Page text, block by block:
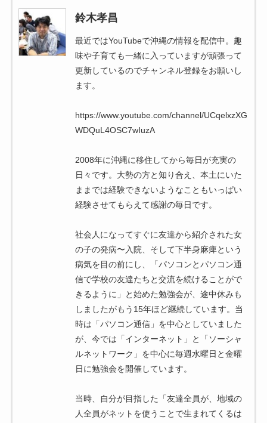
鈴木孝昌
最近ではYouTubeで沖縄の情報を配信中。趣
味や子育ても一緒に入っていますが頑張って
更新しているのでチャンネル登録をお願いし
ます。
https://www.youtube.com/channel/UCqelxzXG
WDQuL4OSC7wIuzA
2008年に沖縄に移住してから毎日が充実の
日々です。大勢の方と知り合え、本土にいた
ままでは経験できないようなこともいっぱい
経験させてもらえて感謝の毎日です。
社会人になってすぐに友達から紹介された女
の子の発病〜入院、そして下半身麻痺という
病気を目の前にし、「パソコンとパソコン通
信で学校の友達たちと交流を続けることがで
きるように」と始めた勉強会が、途中休みも
しましたがもう15年ほど継続しています。当
時は「パソコン通信」を中心としていました
が、今では「インターネット」と「ソーシャ
ルネットワーク」を中心に毎週水曜日と金曜
日に勉強会を開催しています。
当時、自分が目指した「友達全員が、地域の
人全員がネットを使うことで生まれてくるは